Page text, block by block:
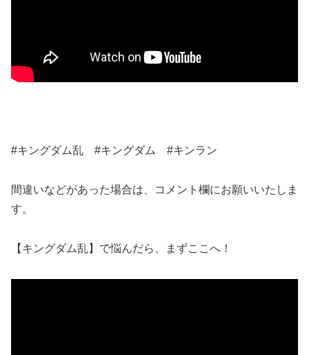
#キングダム乱 #キングダム #キンラン
間違いなどがあった場合は、コメント欄にお願いいたしま
す。
【キングダム乱】で悩んだら、まずここへ！